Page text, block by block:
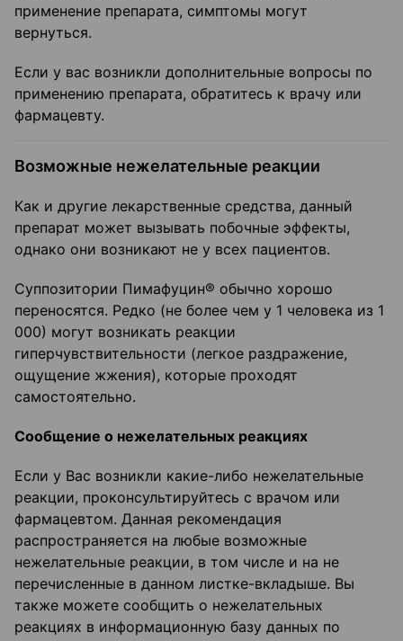
применение препарата, симптомы могут
вернуться.
Если у вас возникли дополнительные вопросы по
применению препарата, обратитесь к врачу или
фармацевту.
Возможные нежелательные реакции
Как и другие лекарственные средства, данный
препарат может вызывать побочные эффекты,
однако они возникают не у всех пациентов.
Суппозитории Пимафуцин® обычно хорошо
переносятся. Редко (не более чем у 1 человека из 1
000) могут возникать реакции
гиперчувствительности (легкое раздражение,
ощущение жжения), которые проходят
самостоятельно.
Сообщение о нежелательных реакциях
Если у Вас возникли какие-либо нежелательные
реакции, проконсультируйтесь с врачом или
фармацевтом. Данная рекомендация
распространяется на любые возможные
нежелательные реакции, в том числе и на не
перечисленные в данном листке-вкладыше. Вы
также можете сообщить о нежелательных
реакциях в информационную базу данных по